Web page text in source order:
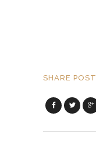
SHARE POST